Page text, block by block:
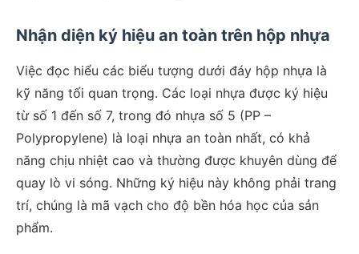
Nhận diện ký hiệu an toàn trên hộp nhựa
Việc đọc hiểu các biểu tượng dưới đáy hộp nhựa là
kỹ năng tối quan trọng. Các loại nhựa được ký hiệu
từ số 1 đến số 7, trong đó nhựa số 5 (PP –
Polypropylene) là loại nhựa an toàn nhất, có khả
năng chịu nhiệt cao và thường được khuyên dùng để
quay lò vi sóng. Những ký hiệu này không phải trang
trí, chúng là mã vạch cho độ bền hóa học của sản
phẩm.